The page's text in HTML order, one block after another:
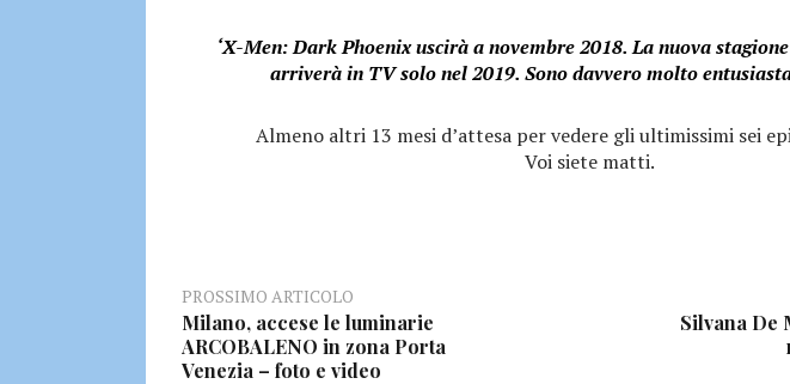
‘X-Men: Dark Phoenix uscirà a novembre 2018. La nuova
arriverà in TV solo nel 2019. Sono davvero molto
Almeno altri 13 mesi d’attesa per vedere gli ultimissimi sei
Voi siete matti.
PROSSIMO ARTICOLO
Milano, accese le luminarie
ARCOBALENO in zona Porta
Venezia – foto e video
Silvana De